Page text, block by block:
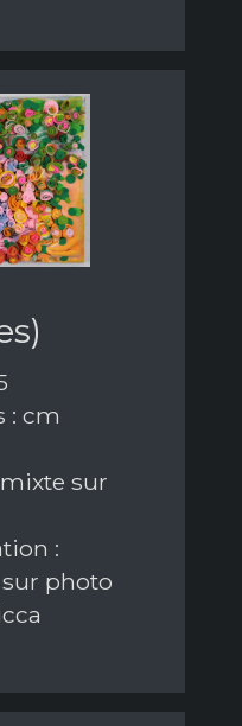
: cm
sur
:
photo